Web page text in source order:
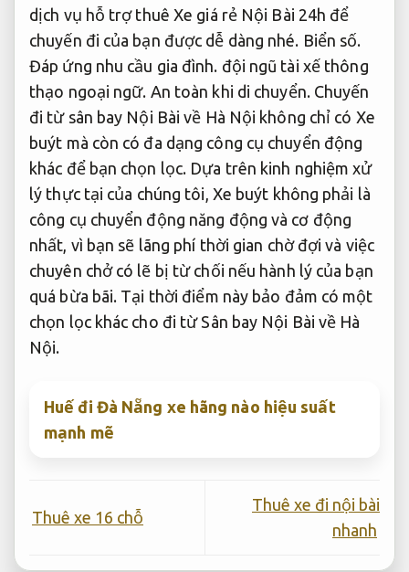
dịch vụ hỗ trợ thuê Xe giá rẻ Nội Bài 24h để
chuyến đi của bạn được dễ dàng nhé. Biển số.
Đáp ứng nhu cầu gia đình. đội ngũ tài xế thông
thạo ngoại ngữ. An toàn khi di chuyển.Chuyến
đi từ sân bay Nội Bài về Hà Nội không chỉ có Xe
buýt mà còn có đa dạng công cụ chuyển động
khác để bạn chọn lọc. Dựa trên kinh nghiệm xử
lý thực tại của chúng tôi, Xe buýt không phải là
công cụ chuyển động năng động và cơ động
nhất, vì bạn sẽ lãng phí thời gian chờ đợi và việc
chuyên chở có lẽ bị từ chối nếu hành lý của bạn
quá bừa bãi. Tại thời điểm này bảo đảm có một
chọn lọc khác cho đi từ Sân bay Nội Bài về Hà
Nội.
Huế đi Đà Nẵng xe hãng nào hiệu suất
mạnh mẽ
Thuê xe 16 chỗ
Thuê xe đi nội bài
nhanh